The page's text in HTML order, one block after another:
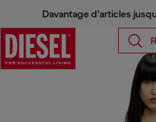
Davantage d’articles